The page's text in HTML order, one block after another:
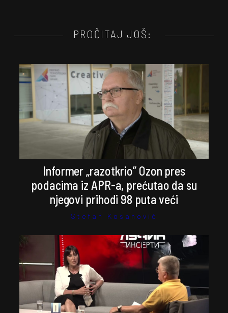
PROČITAJ JOŠ:
Informer „razotkrio” Ozon pres
podacima iz APR-a, prećutao da su
njegovi prihodi 98 puta veći
Stefan Kosanović